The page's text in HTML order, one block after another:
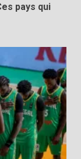
pays qui